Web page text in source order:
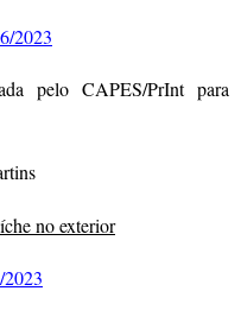
2023
pelo CAPES/PrInt para
no exterior